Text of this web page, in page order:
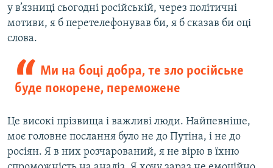
у в’язниці сьогодні російській, через політичні
мотиви, я б перетелефонував би, я б сказав би оці
слова.
Ми на боці добра, те зло російське
буде покорене, переможене
Це високі прізвища і важливі люди. Найпевніше,
моє головне послання було не до Путіна, і не до
росіян. Я в них розчарований, я не вірю в їхню